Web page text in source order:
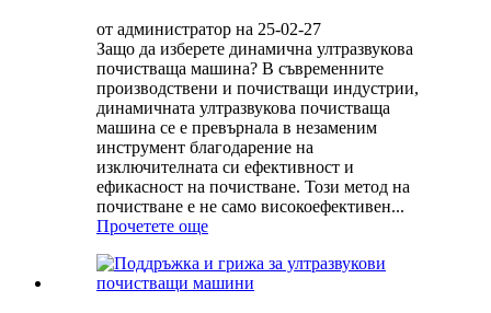
от администратор на 25-02-27
Защо да изберете динамична ултразвукова
почистваща машина? В съвременните
производствени и почистващи индустрии,
динамичната ултразвукова почистваща
машина се е превърнала в незаменим
инструмент благодарение на
изключителната си ефективност и
ефикасност на почистване. Този метод на
почистване е не само високоефективен...
Прочетете още